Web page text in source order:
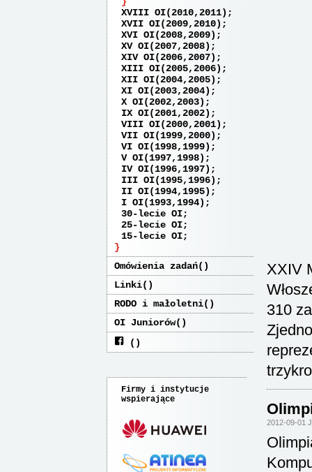
XVIII OI(2010,2011)
XVII OI(2009,2010)
XVI OI(2008,2009)
XV OI(2007,2008)
XIV OI(2006,2007)
XIII OI(2005,2006)
XII OI(2004,2005)
XI OI(2003,2004)
X OI(2002,2003)
IX OI(2001,2002)
VIII OI(2000,2001)
VII OI(1999,2000)
VI OI(1998,1999)
V OI(1997,1998)
IV OI(1996,1997)
III OI(1995,1996)
II OI(1994,1995)
I OI(1993,1994)
30-lecie OI
25-lecie OI
15-lecie OI
Omówienia zadań
Linki
RODO i małoletni
OI Juniorów
Firmy i instytucje
wspierające
XXIV
310
2012-09-01